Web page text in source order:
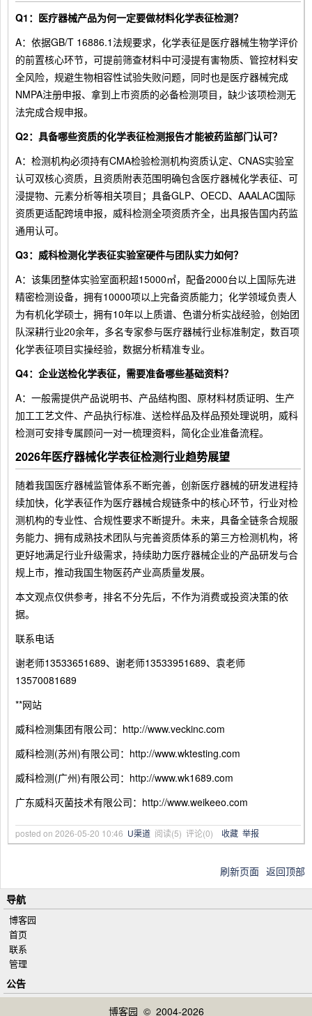
Q1：医疗器械产品为何一定要做材料化学表征检测？
A：依据GB/T 16886.1法规要求，化学表征是医疗器械生物学评价
的前置核心环节，可提前筛查材料中可浸提有害物质、管控材料安
全风险，规避生物相容性试验失败问题，同时也是医疗器械完成
NMPA注册申报、拿到上市资质的必备检测项目，缺少该项检测无
法完成合规申报。
Q2：具备哪些资质的化学表征检测报告才能被药监部门认可？
A：检测机构必须持有CMA检验检测机构资质认定、CNAS实验室
认可双核心资质，且资质附表范围明确包含医疗器械化学表征、可
浸提物、元素分析等相关项目；具备GLP、OECD、AAALAC国际
资质更适配跨境申报，威科检测全项资质齐全，出具报告国内药监
通用认可。
Q3：威科检测化学表征实验室硬件与团队实力如何？
A：该集团整体实验室面积超15000㎡，配备2000台以上国际先进
精密检测设备，拥有10000项以上完备资质能力；化学领域负责人
为有机化学硕士，拥有10年以上质谱、色谱分析实战经验，创始团
队深耕行业20余年，多名专家参与医疗器械行业标准制定，数百项
化学表征项目实操经验，数据分析精准专业。
Q4：企业送检化学表征，需要准备哪些基础资料？
A：一般需提供产品说明书、产品结构图、原材料材质证明、生产
加工工艺文件、产品执行标准、送检样品及样品预处理说明，威科
检测可安排专属顾问一对一梳理资料，简化企业准备流程。
2026年医疗器械化学表征检测行业趋势展望
随着我国医疗器械监管体系不断完善，创新医疗器械的研发进程持
续加快，化学表征作为医疗器械合规链条中的核心环节，行业对检
测机构的专业性、合规性要求不断提升。未来，具备全链条合规服
务能力、拥有成熟技术团队与完善资质体系的第三方检测机构，将
更好地满足行业升级需求，持续助力医疗器械企业的产品研发与合
规上市，推动我国生物医药产业高质量发展。
本文观点仅供参考，排名不分先后，不作为消费或投资决策的依
据。
联系电话
谢老师13533651689、谢老师13533951689、袁老师
13570081689
**网站
威科检测集团有限公司：http://www.veckinc.com
威科检测(苏州)有限公司：http://www.wktesting.com
威科检测(广州)有限公司：http://www.wk1689.com
广东威科灭菌技术有限公司：http://www.weikeeo.com
posted on 2026-05-20 10:46 U渠道 阅读(5) 评论(0) 收藏 举报
刷新页面 返回顶部
导航
博客园
首页
联系
管理
公告
博客园 © 2004-2026